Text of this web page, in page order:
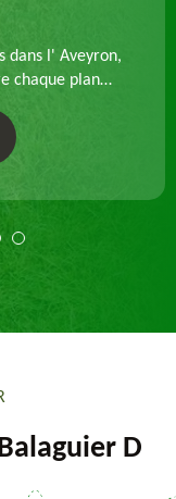
dans l' Aveyron,
chaque plan
les travaux
D